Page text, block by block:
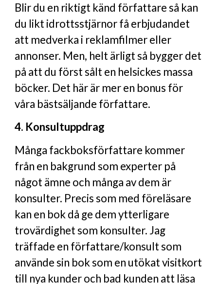
Blir du en riktigt känd författare så kan
du likt idrottsstjärnor få erbjudandet
att medverka i reklamfilmer eller
annonser. Men, helt ärligt så bygger det
på att du först sålt en helsickes massa
böcker. Det här är mer en bonus för
våra bästsäljande författare.
4. Konsultuppdrag
Många fackboksförfattare kommer
från en bakgrund som experter på
något ämne och många av dem är
konsulter. Precis som med föreläsare
kan en bok då ge dem ytterligare
trovärdighet som konsulter. Jag
träffade en författare/konsult som
använde sin bok som en utökat visitkort
till nya kunder och bad kunden att läsa